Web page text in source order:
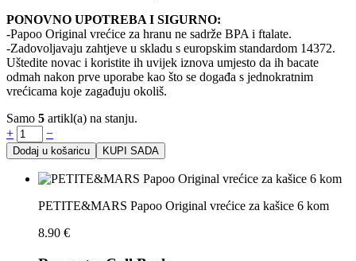
PONOVNO UPOTREBA I SIGURNO:
-Papoo Original vrećice za hranu ne sadrže BPA i ftalate.
-Zadovoljavaju zahtjeve u skladu s europskim standardom 14372.
Uštedite novac i koristite ih uvijek iznova umjesto da ih bacate
odmah nakon prve uporabe kao što se događa s jednokratnim
vrećicama koje zagađuju okoliš.
Samo 5 artikl(a) na stanju.
+
−
Dodaj u košaricu KUPI SADA
PETITE&MARS Papoo Original vrećice za kašice 6 kom
8.90 €